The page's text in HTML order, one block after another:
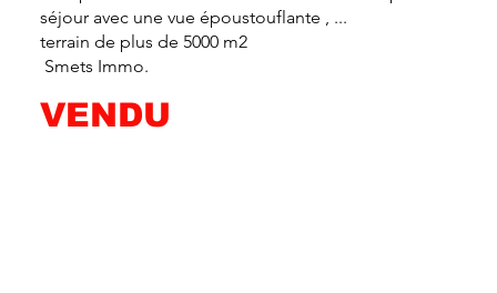
séjour avec une vue époustouflante , ...
terrain de plus de 5000 m2
Smets Immo.
VENDU